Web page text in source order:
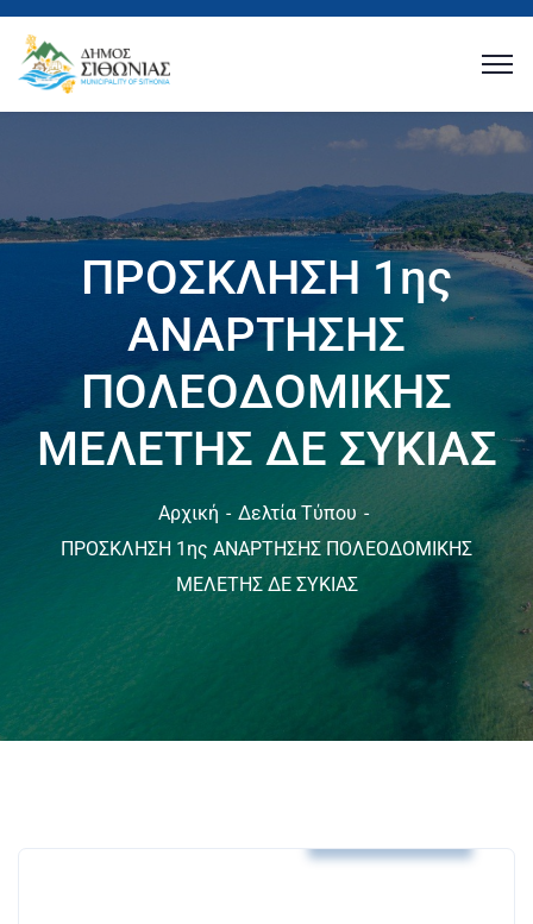
ΠΡΟΣΚΛΗΣΗ 1ης
ΑΝΑΡΤΗΣΗΣ
ΠΟΛΕΟΔΟΜΙΚΗΣ
ΜΕΛΕΤΗΣ ΔΕ ΣΥΚΙΑΣ
Αρχική
Δελτία Τύπου
ΠΡΟΣΚΛΗΣΗ 1ης ΑΝΑΡΤΗΣΗΣ ΠΟΛΕΟΔΟΜΙΚΗΣ
ΜΕΛΕΤΗΣ ΔΕ ΣΥΚΙΑΣ